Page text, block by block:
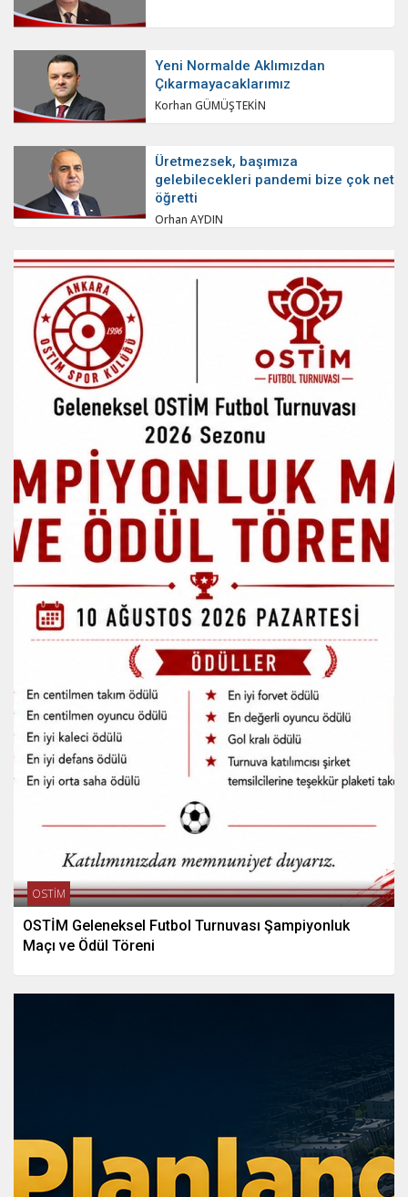
Yeni Normalde Aklımızdan
Çıkarmayacaklarımız
Korhan GÜMÜŞTEKİN
Üretmezsek, başımıza
gelebilecekleri pandemi bize çok net
öğretti
Orhan AYDIN
OSTİM
OSTİM Geleneksel Futbol Turnuvası Şampiyonluk
Maçı ve Ödül Töreni